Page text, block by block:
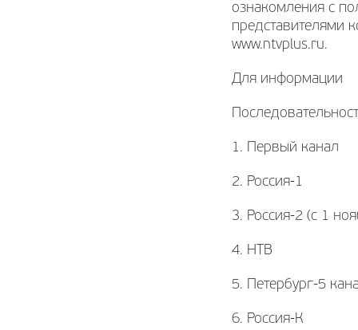
ознакомления с
представителями
www.ntvplus.ru.
Для информации
1. Первый канал
2. Россия-1
3. Россия-2 (с 1
4. НТВ
5. Петербург-5
6. Россия-К